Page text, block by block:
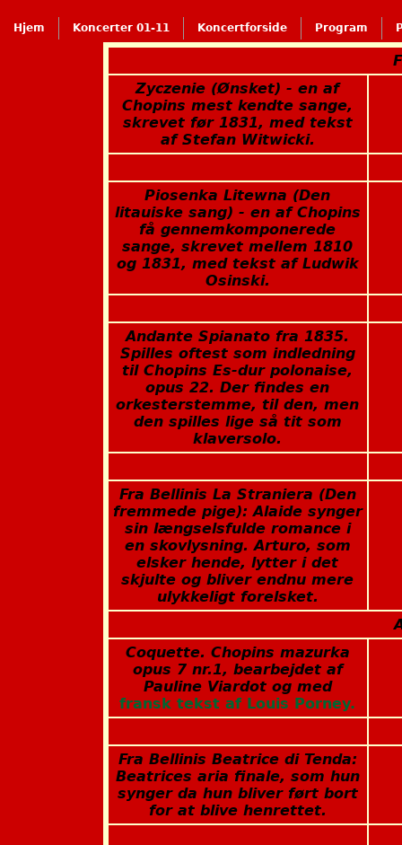
Hjem Koncerter 01-11 Koncertforside Program
Zyczenie (Ønsket) - en af
Chopins mest kendte sange,
skrevet før 1831, med tekst
af Stefan Witwicki.
Piosenka Litewna (Den
litauiske sang) - en af Chopins
få gennemkomponerede
sange, skrevet mellem 1810
og 1831, med tekst af Ludwik
Osinski.
Andante Spianato fra 1835.
Spilles oftest som indledning
til Chopins Es-dur polonaise,
opus 22. Der findes en
orkesterstemme, til den, men
den spilles lige så tit som
klaversolo.
Fra Bellinis La Straniera (Den
fremmede pige): Alaide synger
sin længselsfulde romance i
en skovlysning. Arturo, som
elsker hende, lytter i det
skjulte og bliver endnu mere
ulykkeligt forelsket.
Coquette. Chopins mazurka
opus 7 nr.1, bearbejdet af
Pauline Viardot og med
fransk tekst af Louis Porney.
Fra Bellinis Beatrice di Tenda:
Beatrices aria finale, som hun
synger da hun bliver ført bort
for at blive henrettet.